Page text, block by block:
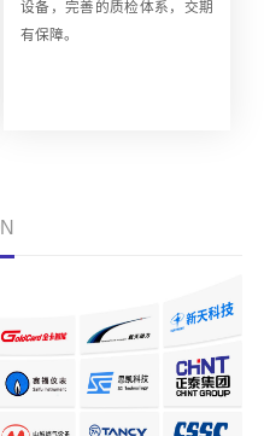
设备，完善的质检体系，交期
有保障。